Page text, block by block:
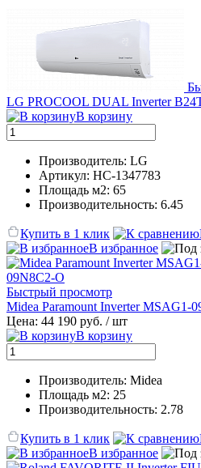
LG PROCOOL DUAL Inverter
В корзину
Производитель: LG
Артикул: НС-1347783
Площадь м2: 65
Производительность: 6.45
Купить в 1 клик
В избранное
Быстрый просмотр
Midea Paramount Inverter MSAG1-
Цена: 44 190 руб. / шт
В корзину
Производитель: Midea
Площадь м2: 25
Производительность: 2.78
Купить в 1 клик
В избранное